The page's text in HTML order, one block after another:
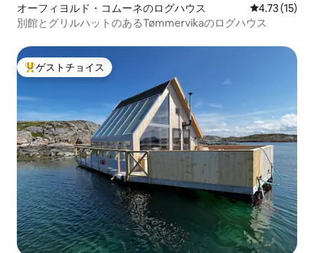
オーフィヨルド・コムーネのログハウス レビュー15
4.73 (15)
別館とグリルハットのあるTømmervikaのログハウス
大好評のゲストチョイスです。
ゲストチョイス